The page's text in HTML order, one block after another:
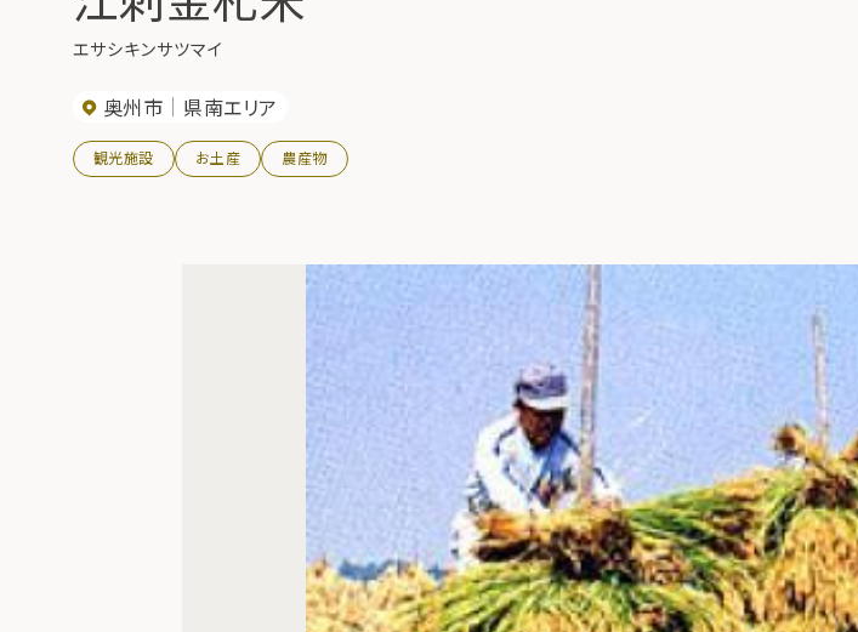
エサシキンサツマイ
奥州市 県南エリア
観光施設 お土産 農産物